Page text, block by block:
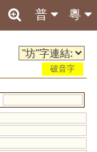
粵
普
破音字